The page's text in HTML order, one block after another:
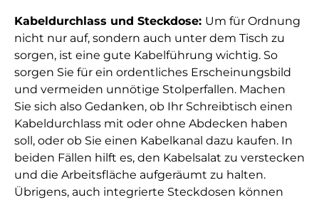
Kabeldurchlass und Steckdose: Um für Ordnung
nicht nur auf, sondern auch unter dem Tisch zu
sorgen, ist eine gute Kabelführung wichtig. So
sorgen Sie für ein ordentliches Erscheinungsbild
und vermeiden unnötige Stolperfallen. Machen
Sie sich also Gedanken, ob Ihr Schreibtisch einen
Kabeldurchlass mit oder ohne Abdecken haben
soll, oder ob Sie einen Kabelkanal dazu kaufen. In
beiden Fällen hilft es, den Kabelsalat zu verstecken
und die Arbeitsfläche aufgeräumt zu halten.
Übrigens, auch integrierte Steckdosen können